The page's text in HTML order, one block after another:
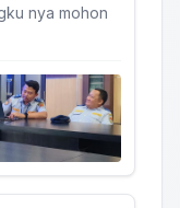
nya mohon